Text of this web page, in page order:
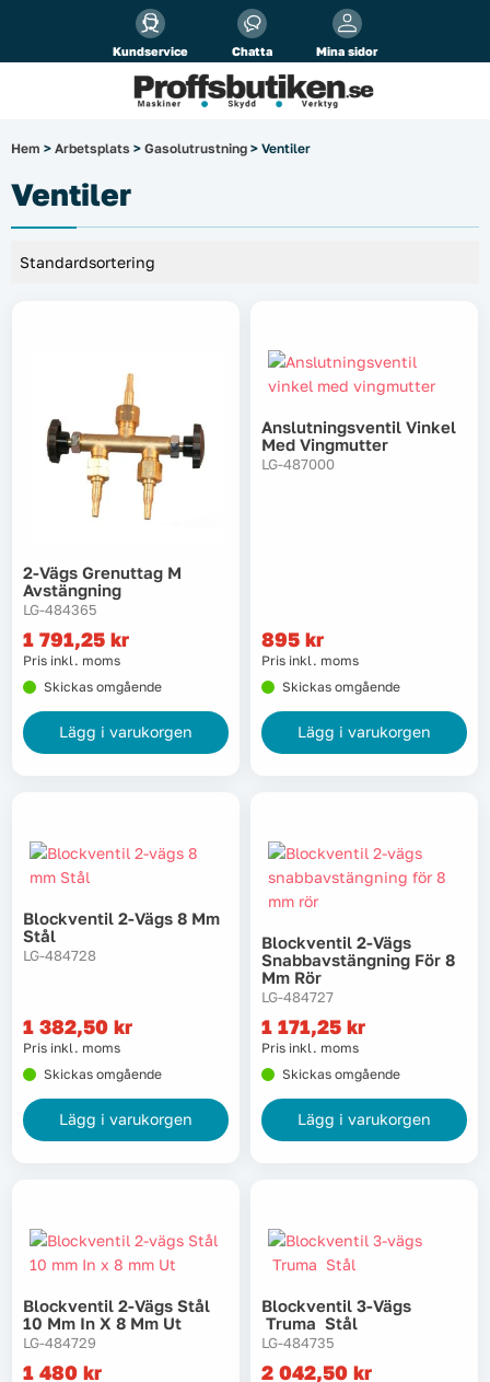
Kundservice Chatta Mina sidor
Alla priser visasinkl. moms!
Företag Privat
El & belysning
Garage & verkstad
Laserinstrument
Lyft, transport & materialhantering
Maskiner
Maskintillbehör & förbrukning
Mätinstrument
Oljor & kem
Svets
Tryckluft
Tvätt
Verktyg
Värme, VVS & inomhusklimat
Hem Kampanjer
Varumärken Videoklipp
Hem > Arbetsplats > Gasolutrustning > Ventiler
Ventiler
2-Vägs Grenuttag M
Avstängning
LG-484365
1 791,25 kr
Pris inkl. moms
Skickas omgående
Lägg i varukorgen
Anslutningsventil Vinkel
Med Vingmutter
LG-487000
895 kr
Pris inkl. moms
Skickas omgående
Lägg i varukorgen
Blockventil 2-Vägs 8 Mm
Stål
LG-484728
1 382,50 kr
Pris inkl. moms
Skickas omgående
Lägg i varukorgen
Blockventil 2-Vägs
Snabbavstängning För 8
Mm Rör
LG-484727
1 171,25 kr
Pris inkl. moms
Skickas omgående
Lägg i varukorgen
Blockventil 2-Vägs Stål
10 Mm In X 8 Mm Ut
LG-484729
1 480 kr
Blockventil 3-Vägs
Truma Stål
LG-484735
2 042,50 kr